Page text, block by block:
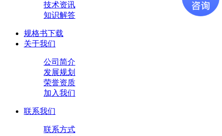
技术资讯
知识解答
规格书下载
关于我们
公司简介
发展规划
荣誉资质
加入我们
联系我们
联系方式